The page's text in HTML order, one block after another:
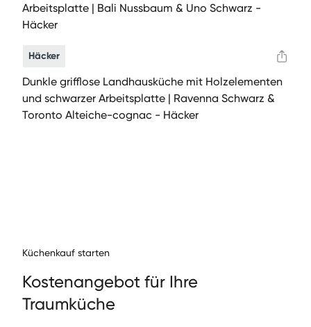
Arbeitsplatte | Bali Nussbaum & Uno Schwarz -
Häcker
Häcker
Dunkle grifflose Landhausküche mit Holzelementen
und schwarzer Arbeitsplatte | Ravenna Schwarz &
Toronto Alteiche-cognac - Häcker
Küchenkauf starten
Kos­te­nange­bot für Ihre
Traumküche